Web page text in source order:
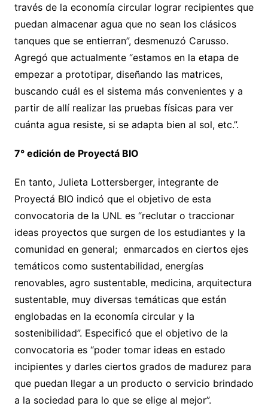
través de la economía circular lograr recipientes que
puedan almacenar agua que no sean los clásicos
tanques que se entierran”, desmenuzó Carusso.
Agregó que actualmente “estamos en la etapa de
empezar a prototipar, diseñando las matrices,
buscando cuál es el sistema más convenientes y a
partir de allí realizar las pruebas físicas para ver
cuánta agua resiste, si se adapta bien al sol, etc.”.
7° edición de Proyectá BIO
En tanto, Julieta Lottersberger, integrante de
Proyectá BIO indicó que el objetivo de esta
convocatoria de la UNL es “reclutar o traccionar
ideas proyectos que surgen de los estudiantes y la
comunidad en general; enmarcados en ciertos ejes
temáticos como sustentabilidad, energías
renovables, agro sustentable, medicina, arquitectura
sustentable, muy diversas temáticas que están
englobadas en la economía circular y la
sostenibilidad”. Especificó que el objetivo de la
convocatoria es “poder tomar ideas en estado
incipientes y darles ciertos grados de madurez para
que puedan llegar a un producto o servicio brindado
a la sociedad para lo que se elige al mejor”.